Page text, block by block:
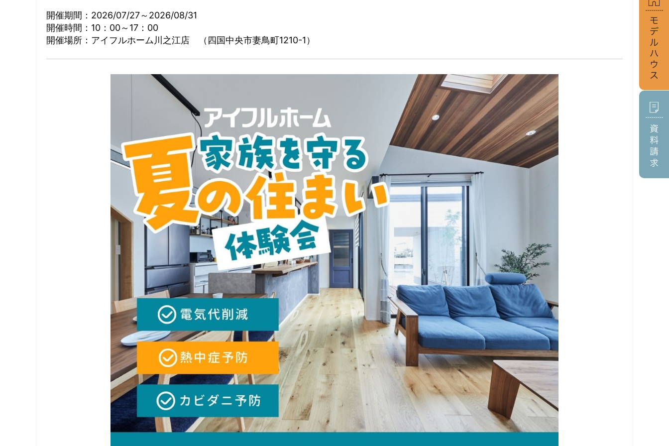
開催期間：2026/07/27～ 2026/08/31
開催時間：10：00～17：00
開催場所：アイフルホーム川之江店 （四国中央市妻鳥町1210-1）